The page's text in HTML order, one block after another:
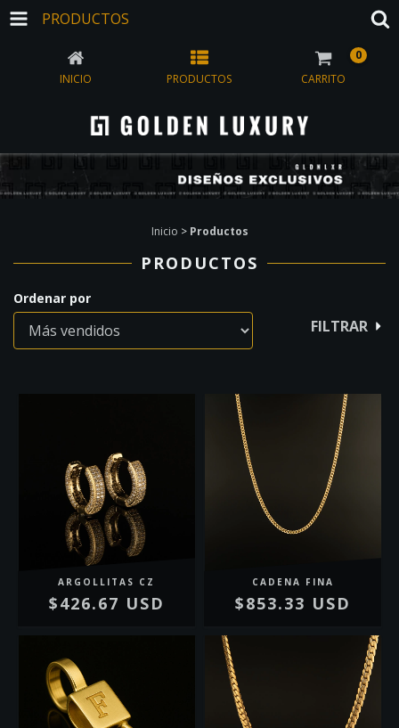
PRODUCTOS
INICIO PRODUCTOS CARRITO
0
Inicio > Productos
PRODUCTOS
Ordenar por
FILTRAR
ARGOLLITAS CZ
$426.67 USD
CADENA FINA
$853.33 USD